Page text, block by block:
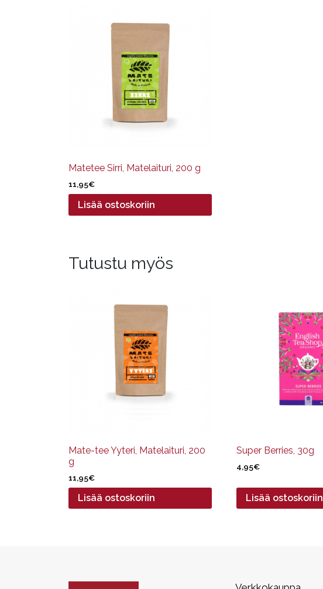
Matetee Sirri, Matelaituri, 200 g
11,95€
Lisää ostoskoriin
Tutustu myös
Mate-tee Yyteri, Matelaituri, 200
g
11,95€
Lisää ostoskoriin
Super Berries, 30g
4,95€
Lisää ostoskoriin